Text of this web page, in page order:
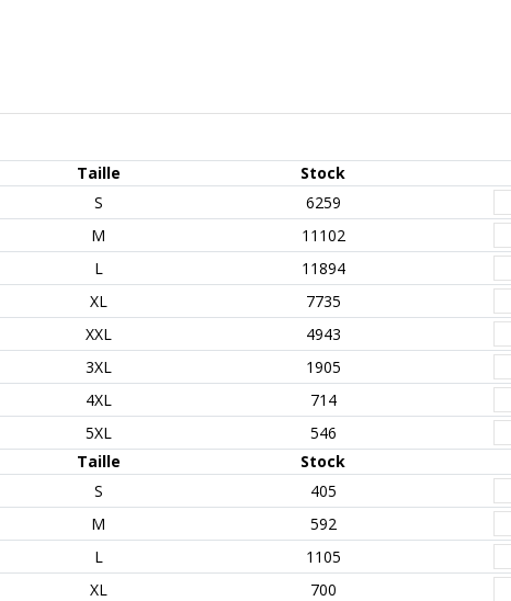
Taille Stock
S 6259
M 11102
L 11894
XL 7735
XXL 4943
3XL 1905
4XL 714
5XL 546
Taille Stock
S 405
M 592
L 1105
XL 700